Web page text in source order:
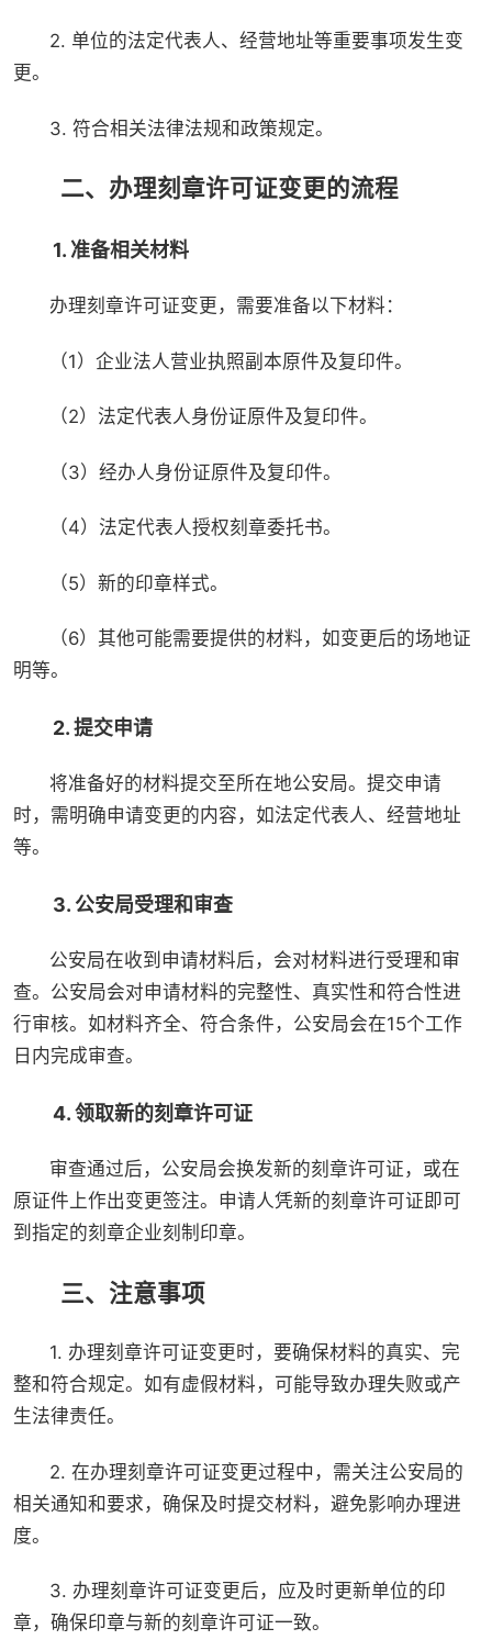
2. 单位的法定代表人、经营地址等重要事项发生变
更。
3. 符合相关法律法规和政策规定。
二、办理刻章许可证变更的流程
1. 准备相关材料
办理刻章许可证变更，需要准备以下材料：
（1）企业法人营业执照副本原件及复印件。
（2）法定代表人身份证原件及复印件。
（3）经办人身份证原件及复印件。
（4）法定代表人授权刻章委托书。
（5）新的印章样式。
（6）其他可能需要提供的材料，如变更后的场地证
明等。
2. 提交申请
将准备好的材料提交至所在地公安局。提交申请
时，需明确申请变更的内容，如法定代表人、经营地址
等。
3. 公安局受理和审查
公安局在收到申请材料后，会对材料进行受理和审
查。公安局会对申请材料的完整性、真实性和符合性进
行审核。如材料齐全、符合条件，公安局会在15个工作
日内完成审查。
4. 领取新的刻章许可证
审查通过后，公安局会换发新的刻章许可证，或在
原证件上作出变更签注。申请人凭新的刻章许可证即可
到指定的刻章企业刻制印章。
三、注意事项
1. 办理刻章许可证变更时，要确保材料的真实、完
整和符合规定。如有虚假材料，可能导致办理失败或产
生法律责任。
2. 在办理刻章许可证变更过程中，需关注公安局的
相关通知和要求，确保及时提交材料，避免影响办理进
度。
3. 办理刻章许可证变更后，应及时更新单位的印
章，确保印章与新的刻章许可证一致。